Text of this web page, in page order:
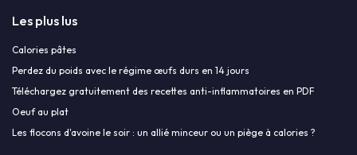
Les plus lus
Calories pâtes
Perdez du poids avec le régime œufs durs en 14 jours
Téléchargez gratuitement des recettes anti-inflammatoires en PDF
Oeuf au plat
Les flocons d'avoine le soir : un allié minceur ou un piège à calories ?